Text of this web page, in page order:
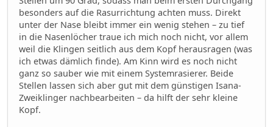
besonders auf die Rasurrichtung achten muss. Direkt
unter der Nase bleibt immer ein wenig stehen – zu tief
in die Nasenlöcher traue ich mich noch nicht, vor allem
weil die Klingen seitlich aus dem Kopf herausragen (was
ich etwas dämlich finde). Am Kinn wird es noch nicht
ganz so sauber wie mit einem Systemrasierer. Beide
Stellen lassen sich aber gut mit dem günstigen Isana-
Zweiklinger nachbearbeiten – da hilft der sehr kleine
Kopf.